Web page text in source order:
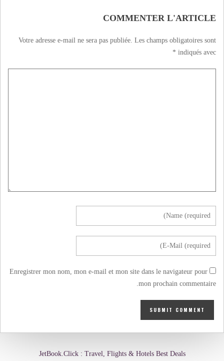
COMMENTER L'ARTICLE
Votre adresse e-mail ne sera pas publiée. Les champs obligatoires sont
indiqués avec
*
Enregistrer mon nom, mon e-mail et mon site dans le navigateur pour
mon prochain commentaire.
JetBook.Click : Travel, Flights & Hotels Best Deals